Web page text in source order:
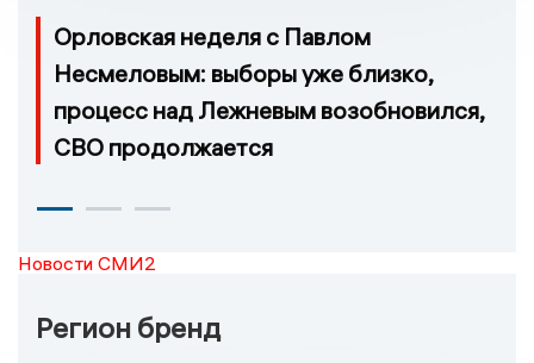
Орловская неделя с Павлом
Несмеловым: выборы уже близко,
процесс над Лежневым возобновился,
СВО продолжается
Новости СМИ2
Регион бренд